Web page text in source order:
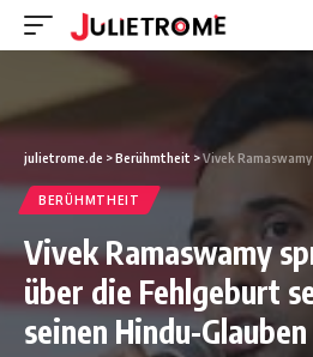
julietrome.de >Berühmtheit >Vivek Ramaswamy spricht bei
BERÜHMTHEIT
Vivek Ramaswamy
über die Fehlgeburt
seinen Hindu-Glauben